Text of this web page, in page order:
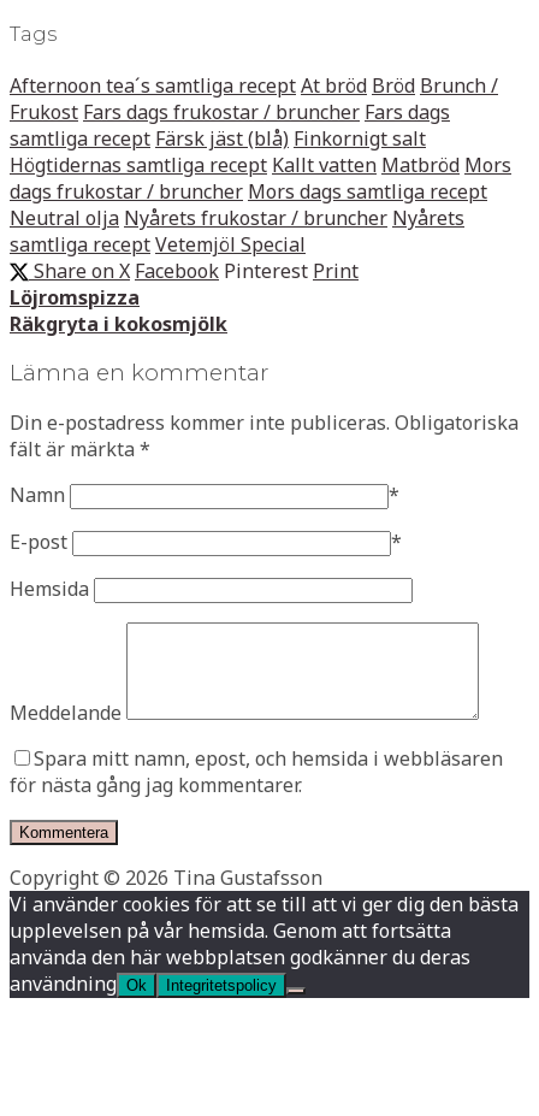
Tags
Afternoon tea´s samtliga receptAt bröd Bröd Brunch /
Frukost Fars dags frukostar / bruncher Fars dags
samtliga recept Färsk jäst (blå) Finkornigt salt
Högtidernas samtliga recept Kallt vatten Matbröd Mors
dags frukostar / bruncher Mors dags samtliga recept
Neutral olja Nyårets frukostar / bruncher Nyårets
samtliga receptVetemjöl Special
Share on X Facebook Pinterest Print
Löjromspizza
Räkgryta i kokosmjölk
Lämna en kommentar
Din e-postadress kommer inte publiceras. Obligatoriska
fält är märkta *
Namn
*
E-post
*
Hemsida
Meddelande
Spara mitt namn, epost, och hemsida i webbläsaren
för nästa gång jag kommentarer.
Copyright © 2026 Tina Gustafsson
Vi använder cookies för att se till att vi ger dig den bästa
upplevelsen på vår hemsida. Genom att fortsätta
använda den här webbplatsen godkänner du deras
användning Ok Integritetspolicy